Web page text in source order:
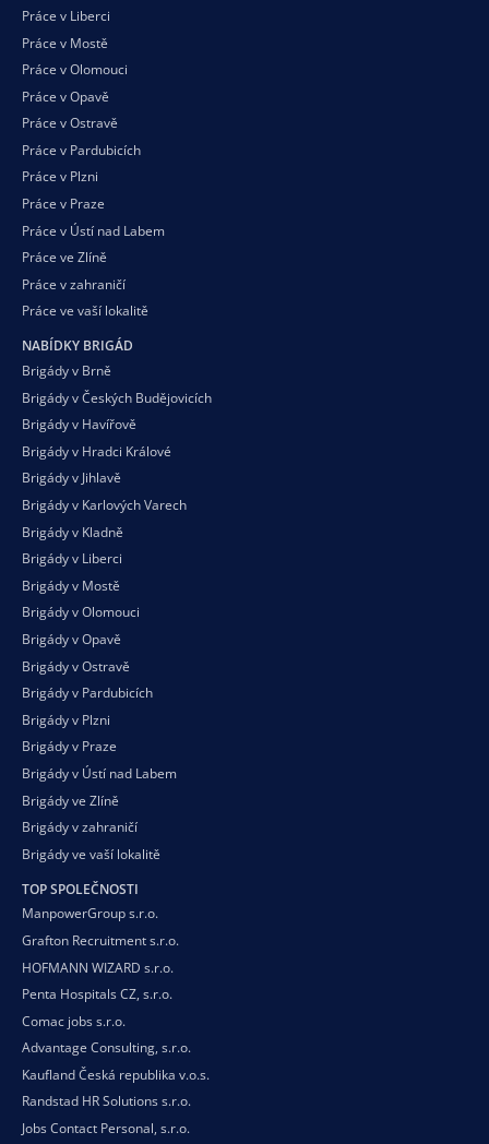
Práce v Liberci
Práce v Mostě
Práce v Olomouci
Práce v Opavě
Práce v Ostravě
Práce v Pardubicích
Práce v Plzni
Práce v Praze
Práce v Ústí nad Labem
Práce ve Zlíně
Práce v zahraničí
Práce ve vaší lokalitě
NABÍDKY BRIGÁD
Brigády v Brně
Brigády v Českých Budějovicích
Brigády v Havířově
Brigády v Hradci Králové
Brigády v Jihlavě
Brigády v Karlových Varech
Brigády v Kladně
Brigády v Liberci
Brigády v Mostě
Brigády v Olomouci
Brigády v Opavě
Brigády v Ostravě
Brigády v Pardubicích
Brigády v Plzni
Brigády v Praze
Brigády v Ústí nad Labem
Brigády ve Zlíně
Brigády v zahraničí
Brigády ve vaší lokalitě
TOP SPOLEČNOSTI
ManpowerGroup s.r.o.
Grafton Recruitment s.r.o.
HOFMANN WIZARD s.r.o.
Penta Hospitals CZ, s.r.o.
Comac jobs s.r.o.
Advantage Consulting, s.r.o.
Kaufland Česká republika v.o.s.
Randstad HR Solutions s.r.o.
Jobs Contact Personal, s.r.o.